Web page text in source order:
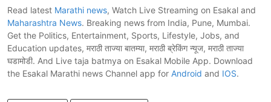
Read latest Marathi news, Watch Live Streaming on Esakal and
Maharashtra News. Breaking news from India, Pune, Mumbai.
Get the Politics, Entertainment, Sports, Lifestyle, Jobs, and
Education updates, मराठी ताज्या बातम्या, मराठी ब्रेकिंग न्यूज, मराठी ताज्या
घडामोडी. And Live taja batmya on Esakal Mobile App. Download
the Esakal Marathi news Channel app for Android and IOS.